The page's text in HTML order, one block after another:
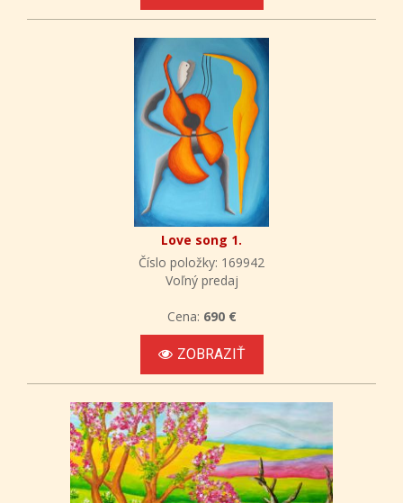
Love song 1.
Číslo položky: 169942
Voľný predaj
Cena: 690 €
ZOBRAZIŤ